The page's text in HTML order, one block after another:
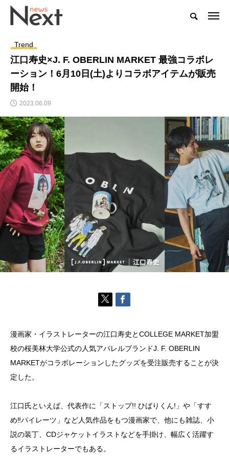
Trend
江口寿史×J. F. OBERLIN MARKET 最強コラボレ
ーション！6月10日(土)よりコラボアイテムが販売
開始！
2023.06.09
漫画家・イラストレーターの江口寿史とCOLLEGE MARKET加盟
校の桜美林大学公式の人気アパレルブランドJ. F. OBERLIN
MARKETがコラボレーションしたグッズを受注販売することが決
定した。
江口氏といえば、代表作に「ストップ!! ひばりくん!」や「すす
め‼パイレーツ」など人気作品をもつ漫画家で、他にも雑誌、小
説の装丁、CDジャケットイラストなどを手掛け、幅広く活躍す
るイラストレーターでもある。